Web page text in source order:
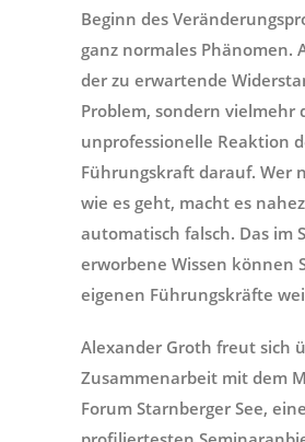
Beginn des
ganz normales Phänomen.
der zu erwartende
Problem, sondern vielmehr
unprofessionelle Reaktion
Führungskraft darauf. Wer
wie es geht, macht es
automatisch falsch. Das im
erworbene Wissen können
eigenen Führungskräfte
Alexander Groth freut sich
Zusammenarbeit mit dem
Forum Starnberger See,